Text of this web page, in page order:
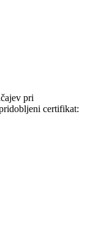
pri
certifikat: